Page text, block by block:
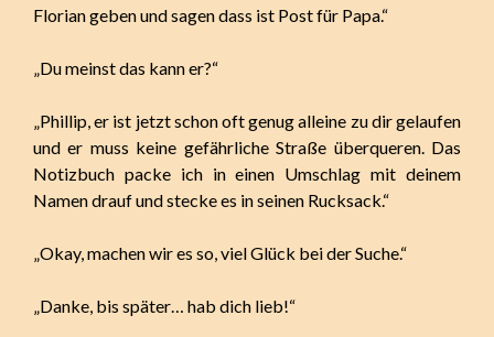
Florian geben und sagen dass ist Post für Papa.“
„Du meinst das kann er?“
„Phillip, er ist jetzt schon oft genug alleine zu dir gelaufen
und er muss keine gefährliche Straße überqueren. Das
Notizbuch packe ich in einen Umschlag mit deinem
Namen drauf und stecke es in seinen Rucksack.“
„Okay, machen wir es so, viel Glück bei der Suche.“
„Danke, bis später… hab dich lieb!“